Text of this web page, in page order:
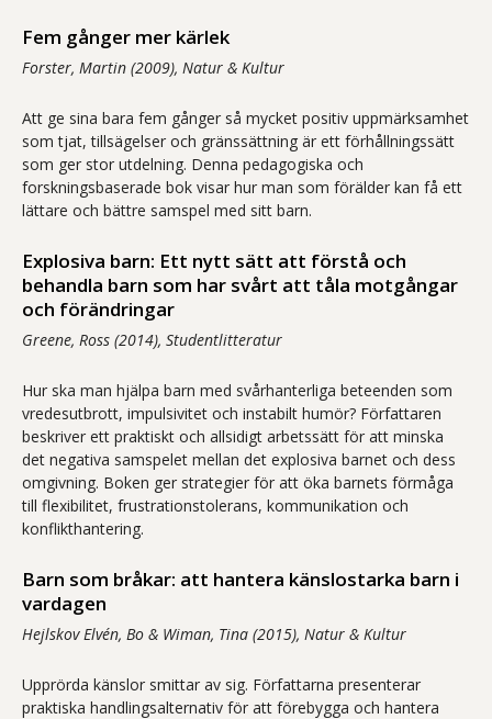
Fem gånger mer kärlek
Forster, Martin (2009), Natur & Kultur
Att ge sina bara fem gånger så mycket positiv uppmärksamhet
som tjat, tillsägelser och gränssättning är ett förhållningssätt
som ger stor utdelning. Denna pedagogiska och
forskningsbaserade bok visar hur man som förälder kan få ett
lättare och bättre samspel med sitt barn.
Explosiva barn: Ett nytt sätt att förstå och
behandla barn som har svårt att tåla motgångar
och förändringar
Greene, Ross (2014), Studentlitteratur
Hur ska man hjälpa barn med svårhanterliga beteenden som
vredesutbrott, impulsivitet och instabilt humör? Författaren
beskriver ett praktiskt och allsidigt arbetssätt för att minska
det negativa samspelet mellan det explosiva barnet och dess
omgivning. Boken ger strategier för att öka barnets förmåga
till flexibilitet, frustrationstolerans, kommunikation och
konflikthantering.
Barn som bråkar: att hantera känslostarka barn i
vardagen
Hejlskov Elvén, Bo & Wiman, Tina (2015), Natur & Kultur
Upprörda känslor smittar av sig. Författarna presenterar
praktiska handlingsalternativ för att förebygga och hantera